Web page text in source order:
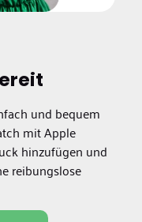
und bequem
mit Apple
hinzufügen und
reibungslose